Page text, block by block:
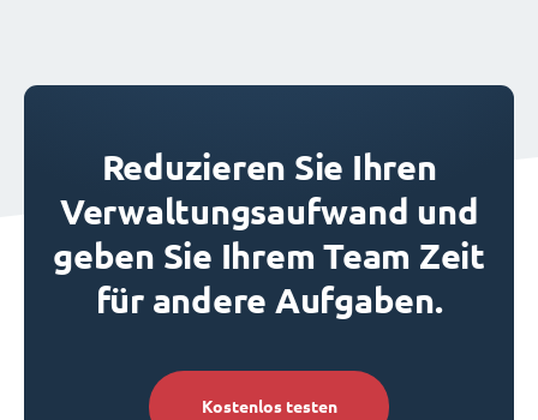
Reduzieren Sie Ihren
Verwaltungsaufwand und
geben Sie Ihrem Team Zeit
für andere Aufgaben.
Kostenlos testen